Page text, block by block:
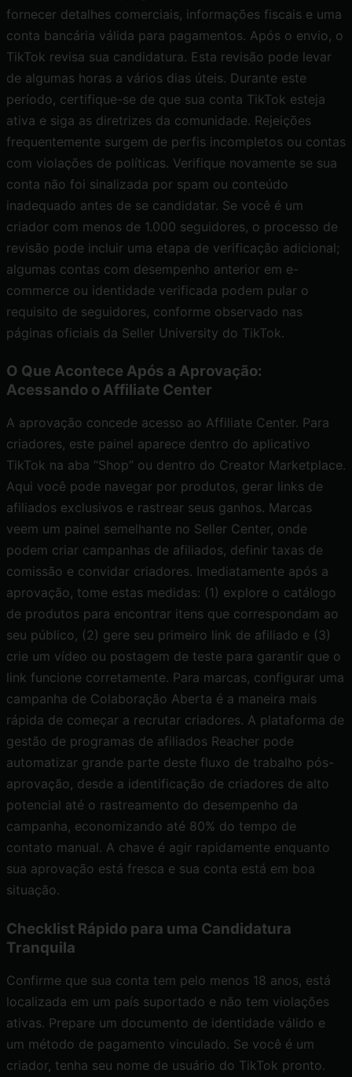
fornecer detalhes comerciais, informações fiscais e uma
conta bancária válida para pagamentos. Após o envio, o
TikTok revisa sua candidatura. Esta revisão pode levar
de algumas horas a vários dias úteis. Durante este
período, certifique-se de que sua conta TikTok esteja
ativa e siga as diretrizes da comunidade. Rejeições
frequentemente surgem de perfis incompletos ou contas
com violações de políticas. Verifique novamente se sua
conta não foi sinalizada por spam ou conteúdo
inadequado antes de se candidatar. Se você é um
criador com menos de 1.000 seguidores, o processo de
revisão pode incluir uma etapa de verificação adicional;
algumas contas com desempenho anterior em e-
commerce ou identidade verificada podem pular o
requisito de seguidores, conforme observado nas
páginas oficiais da Seller University do TikTok.
O Que Acontece Após a Aprovação:
Acessando o Affiliate Center
A aprovação concede acesso ao Affiliate Center. Para
criadores, este painel aparece dentro do aplicativo
TikTok na aba “Shop” ou dentro do Creator Marketplace.
Aqui você pode navegar por produtos, gerar links de
afiliados exclusivos e rastrear seus ganhos. Marcas
veem um painel semelhante no Seller Center, onde
podem criar campanhas de afiliados, definir taxas de
comissão e convidar criadores. Imediatamente após a
aprovação, tome estas medidas: (1) explore o catálogo
de produtos para encontrar itens que correspondam ao
seu público, (2) gere seu primeiro link de afiliado e (3)
crie um vídeo ou postagem de teste para garantir que o
link funcione corretamente. Para marcas, configurar uma
campanha de Colaboração Aberta é a maneira mais
rápida de começar a recrutar criadores. A plataforma de
gestão de programas de afiliados Reacher pode
automatizar grande parte deste fluxo de trabalho pós-
aprovação, desde a identificação de criadores de alto
potencial até o rastreamento do desempenho da
campanha, economizando até 80% do tempo de
contato manual. A chave é agir rapidamente enquanto
sua aprovação está fresca e sua conta está em boa
situação.
Checklist Rápido para uma Candidatura
Tranquila
Confirme que sua conta tem pelo menos 18 anos, está
localizada em um país suportado e não tem violações
ativas. Prepare um documento de identidade válido e
um método de pagamento vinculado. Se você é um
criador, tenha seu nome de usuário do TikTok pronto.